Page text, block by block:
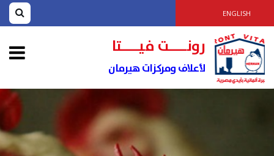
ENGLISH
رونــــت فيــــتا
لأعلاف ومركزات هيرمان